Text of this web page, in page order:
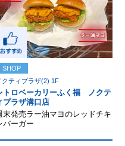
SHOP
クティプラザ(2) 1F
トロベーカリーふく福 ノクテ
プラザ溝口店
末発売ラー油マヨのレッドチキ
バーガー